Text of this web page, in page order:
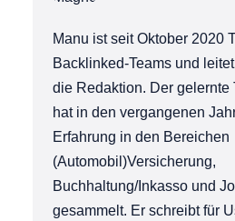
Manu ist seit Oktober 2020
Backlinked-Teams und
die Redaktion. Der gelernte
hat in den vergangenen
Erfahrung in den Bereichen
(Automobil)Versicherung,
Buchhaltung/Inkasso und
gesammelt. Er schreibt für